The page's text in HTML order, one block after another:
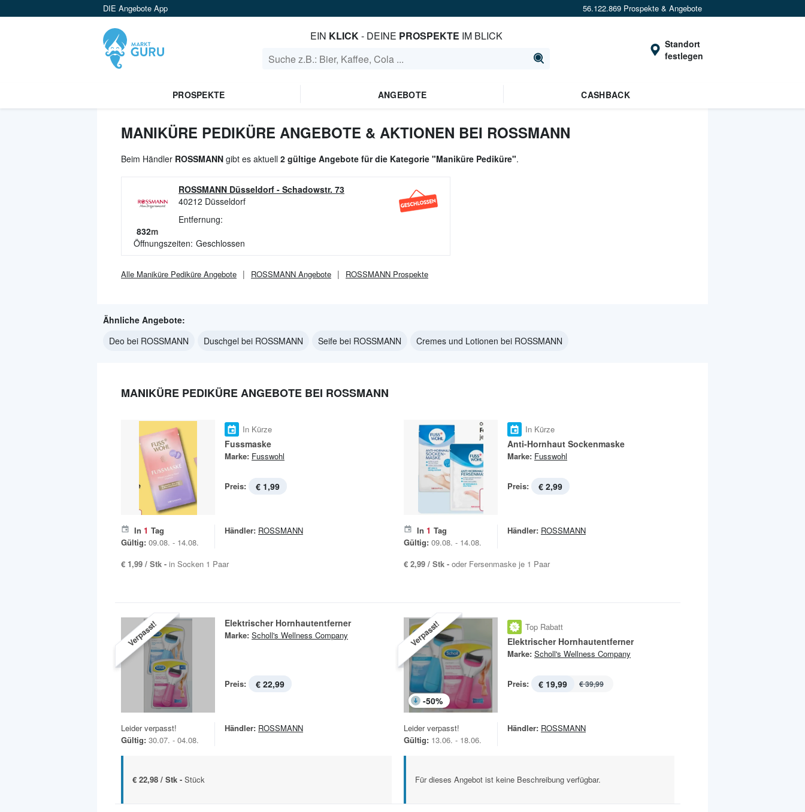
DIE Angebote App 56.122.869 Prospekte & Angebote
EIN KLICK- DEINE PROSPEKTE IM BLICK
Standort
festlegen
PROSPEKTE ANGEBOTE CASHBACK
MANIKÜRE PEDIKÜRE ANGEBOTE & AKTIONEN BEI ROSSMANN
Beim Händler ROSSMANN gibt es aktuell 2 gültige Angebote für die Kategorie "Maniküre Pediküre".
ROSSMANN Düsseldorf - Schadowstr. 73
40212 Düsseldorf
Entfernung:
832m
Öffnungszeiten: Geschlossen
Alle Maniküre Pediküre Angebote ROSSMANN Angebote ROSSMANN Prospekte
Ähnliche Angebote:
Deo bei ROSSMANN
Duschgel bei ROSSMANN Seife bei ROSSMANN Cremes und Lotionen bei ROSSMANN
MANIKÜRE PEDIKÜRE ANGEBOTE BEI ROSSMANN
In Kürze
Fussmaske
Marke: Fusswohl
Preis: € 1,99
In 1 Tag
Gültig: 09.08. - 14.08.
Händler: ROSSMANN
€ 1,99 / Stk - in Socken 1 Paar
In Kürze
Anti-Hornhaut Sockenmaske
Marke: Fusswohl
Preis: € 2,99
In 1 Tag
Gültig: 09.08. - 14.08.
Händler: ROSSMANN
€ 2,99 / Stk - oder Fersenmaske je 1 Paar
Verpasst! Elektrischer Hornhautentferner
Marke: Scholl's Wellness Company
Preis: € 22,99
Leider verpasst!
Gültig: 30.07. - 04.08.
Händler: ROSSMANN
€ 22,98 / Stk - Stück
Verpasst!
-50%
Top Rabatt
Elektrischer Hornhautentferner
Marke: Scholl's Wellness Company
Preis: € 19,99 € 39,99
Leider verpasst!
Gültig: 13.06. - 18.06.
Händler: ROSSMANN
Für dieses Angebot ist keine Beschreibung verfügbar.